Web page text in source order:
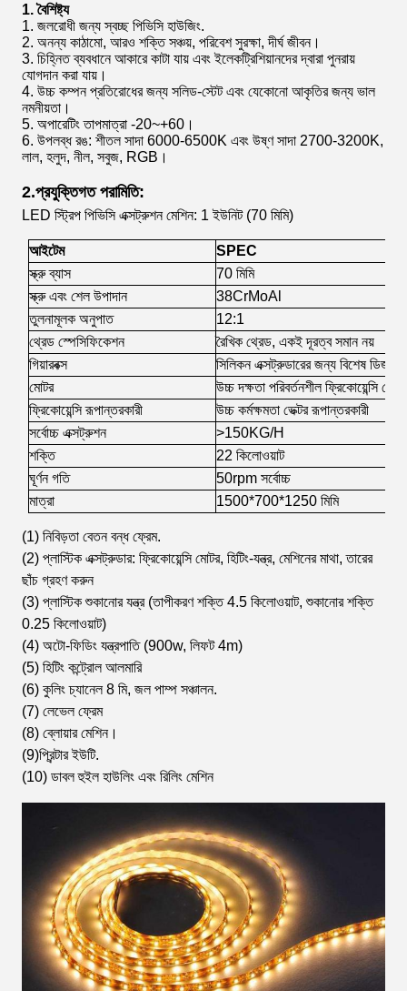
1. বৈশিষ্ট্য
1. জলরোধী জন্য স্বচ্ছ পিভিসি হাউজিং.
2. অনন্য কাঠামো, আরও শক্তি সঞ্চয়, পরিবেশ সুরক্ষা, দীর্ঘ জীবন।
3. চিহ্নিত ব্যবধানে আকারে কাটা যায় এবং ইলেকট্রিশিয়ানদের দ্বারা পুনরায়
যোগদান করা যায়।
4. উচ্চ কম্পন প্রতিরোধের জন্য সলিড-স্টেট এবং যেকোনো আকৃতির জন্য ভাল
নমনীয়তা।
5. অপারেটিং তাপমাত্রা -20~+60।
6. উপলব্ধ রঙ: শীতল সাদা 6000-6500K এবং উষ্ণ সাদা 2700-3200K,
লাল, হলুদ, নীল, সবুজ, RGB।
2.প্রযুক্তিগত পরামিতি:
LED স্ট্রিপ পিভিসি এক্সট্রুশন মেশিন: 1 ইউনিট (70 মিমি)
আইটেম
SPEC
স্ক্রু ব্যাস
70 মিমি
স্ক্রু এবং শেল উপাদান
38CrMoAl
তুলনামূলক অনুপাত
12:1
থ্রেড স্পেসিফিকেশন
রৈখিক থ্রেড, একই দূরত্ব সমান নয়
গিয়ারবক্স
সিলিকন এক্সট্রুডারের জন্য বিশেষ ডিজাইন
মোটর
উচ্চ দক্ষতা পরিবর্তনশীল ফ্রিকোয়েন্সি মোটর
ফ্রিকোয়েন্সি রূপান্তরকারী
উচ্চ কর্মক্ষমতা ভেক্টর রূপান্তরকারী
সর্বোচ্চ এক্সট্রুশন
>150KG/H
শক্তি
22 কিলোওয়াট
ঘূর্ণন গতি
50rpm সর্বোচ্চ
মাত্রা
1500*700*1250 মিমি
(1) নিবিড়তা বেতন বন্ধ ফ্রেম.
(2) প্লাস্টিক এক্সট্রুডার: ফ্রিকোয়েন্সি মোটর, হিটিং-যন্ত্র, মেশিনের মাথা, তারের
ছাঁচ গ্রহণ করুন
(3) প্লাস্টিক শুকানোর যন্ত্র (তাপীকরণ শক্তি 4.5 কিলোওয়াট, শুকানোর শক্তি
0.25 কিলোওয়াট)
(4) অটো-ফিডিং যন্ত্রপাতি (900w, লিফট 4m)
(5) হিটিং কন্ট্রোল আলমারি
(6) কুলিং চ্যানেল 8 মি, জল পাম্প সঞ্চালন.
(7) লেভেল ফ্রেম
(8) ব্লোয়ার মেশিন।
(9)প্রিন্টার ইউটি.
(10) ডাবল হুইল হাউলিং এবং রিলিং মেশিন